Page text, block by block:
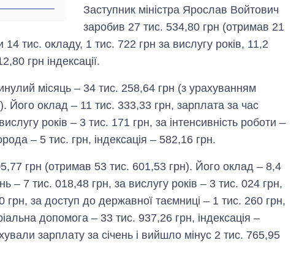
Заступник міністра Ярослав Войтович
заробив 27 тис. 534,80 грн (отримав 21
тис. окладу, 1 тис. 722 грн за вислугу років, 11,2
грн індексації.
місяць – 34 тис. 258,64 грн (з урахуванням
Його оклад – 11 тис. 333,33 грн, зарплата за час
років – 3 тис. 171 грн, за інтенсивність роботи –
– 5 тис. грн, індексація – 582,16 грн.
грн (отримав 53 тис. 601,53 грн). Його оклад – 8,4
– 7 тис. 018,48 грн, за вислугу років – 3 тис. 024 грн,
грн, за доступ до державної таємниці – 1 тис. 260 грн,
допомога – 33 тис. 937,26 грн, індексація –
зарплату за січень і вийшло мінус 2 тис. 765,95